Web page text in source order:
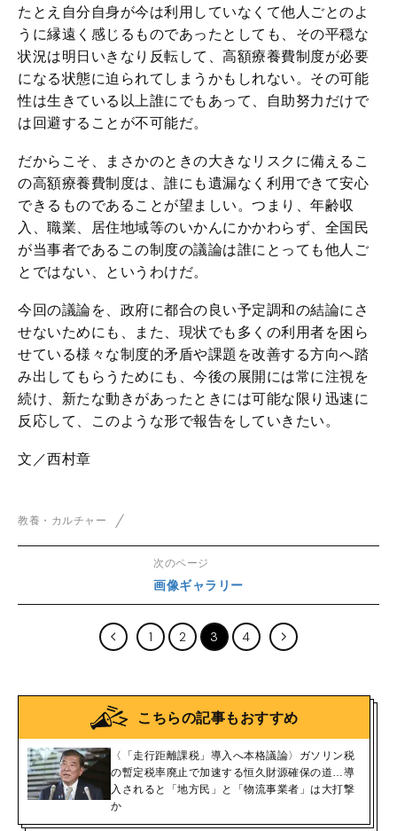
たとえ自分自身が今は利用していなくて他人ごとのよ
うに縁遠く感じるものであったとしても、その平穏な
状況は明日いきなり反転して、高額療養費制度が必要
になる状態に迫られてしまうかもしれない。その可能
性は生きている以上誰にでもあって、自助努力だけで
は回避することが不可能だ。
だからこそ、まさかのときの大きなリスクに備えるこ
の高額療養費制度は、誰にも遺漏なく利用できて安心
できるものであることが望ましい。つまり、年齢収
入、職業、居住地域等のいかんにかかわらず、全国民
が当事者であるこの制度の議論は誰にとっても他人ご
とではない、というわけだ。
今回の議論を、政府に都合の良い予定調和の結論にさ
せないためにも、また、現状でも多くの利用者を困ら
せている様々な制度的矛盾や課題を改善する方向へ踏
み出してもらうためにも、今後の展開には常に注視を
続け、新たな動きがあったときには可能な限り迅速に
反応して、このような形で報告をしていきたい。
文／西村章
教養・カルチャー
次のページ
画像ギャラリー
1 2 3 4
こちらの記事もおすすめ
〈「走行距離課税」導入へ本格議論〉ガソリン税
の暫定税率廃止で加速する恒久財源確保の道…導
入されると「地方民」と「物流事業者」は大打撃
か